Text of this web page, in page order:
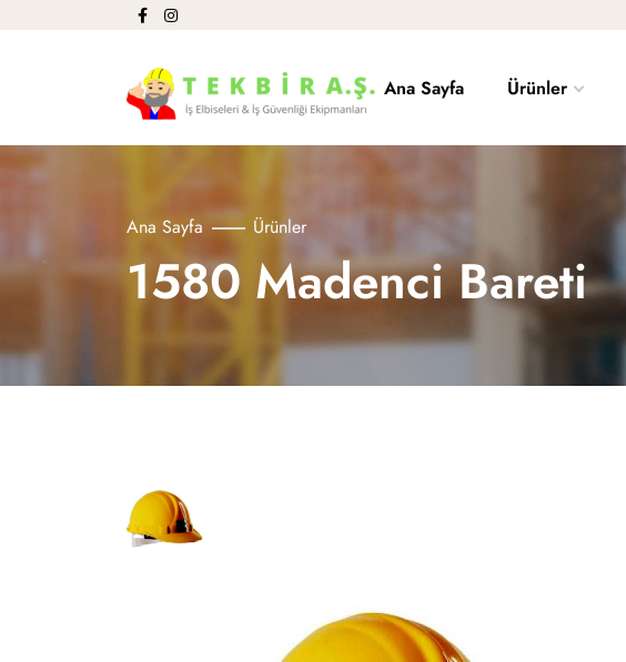
Ana Sayfa Ürünler
Ana Sayfa Ürünler
1580 Madenci Bareti